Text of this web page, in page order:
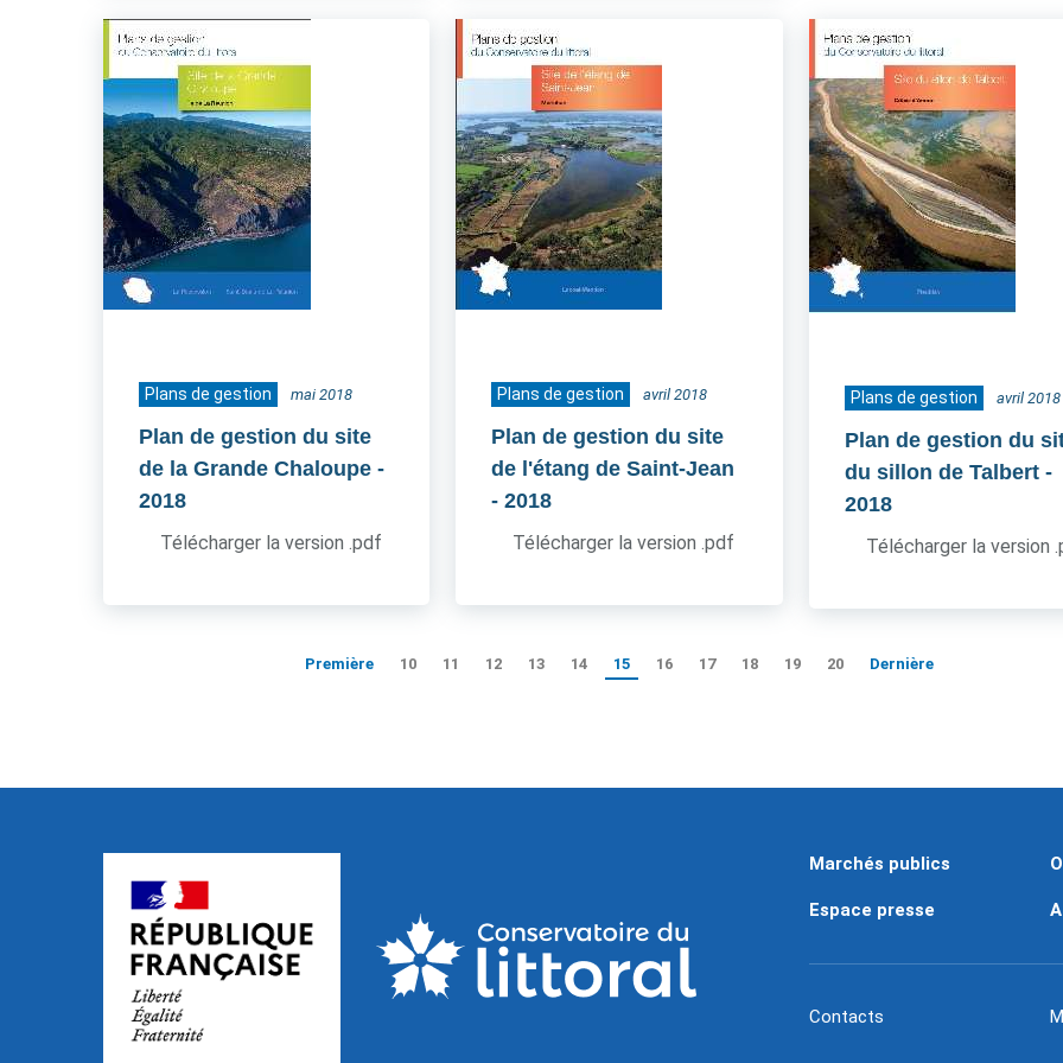
Plans de gestion mai 2018
Plan de gestion du site
de la Grande Chaloupe -
2018
Télécharger la version .pdf
Plans de gestion avril 2018
Plan de gestion du site
de l'étang de Saint-Jean
- 2018
Télécharger la version .pdf
Plans de gestion avril 2018
Plan de gestion du
du sillon de Talbert -
2018
Télécharger la version
Première 10 11 12 13 14 15 16 17 18 19 20 Dernière
Marchés publics
Espace presse
Contacts